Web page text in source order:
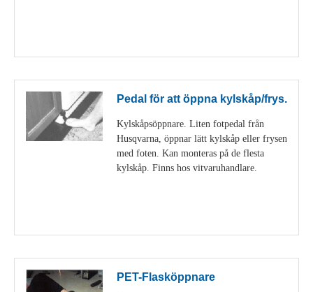
Pedal för att öppna kylskåp/frys.
Kylskåpsöppnare. Liten fotpedal från
Husqvarna, öppnar lätt kylskåp eller frysen
med foten. Kan monteras på de flesta
kylskåp. Finns hos vitvaruhandlare.
PET-Flasköppnare